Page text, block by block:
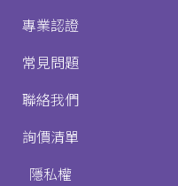
專業認證
常見問題
聯絡我們
詢價清單
隱私權